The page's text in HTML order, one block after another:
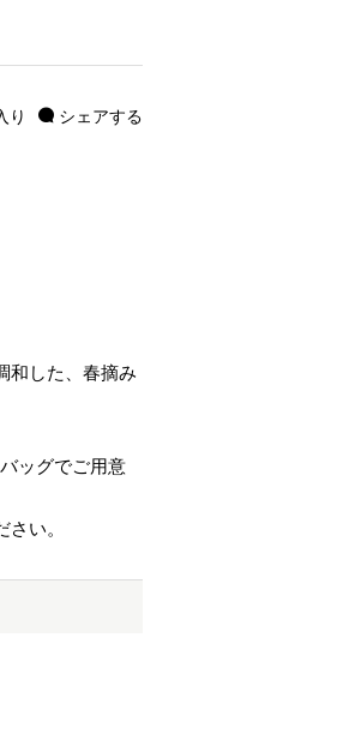
シェアする
り
和した、春摘み
ッグでご用意
い。